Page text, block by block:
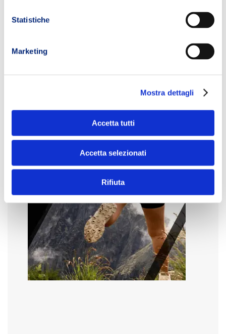
Statistiche
Marketing
Mostra dettagli
Accetta tutti
Accetta selezionati
Rifiuta